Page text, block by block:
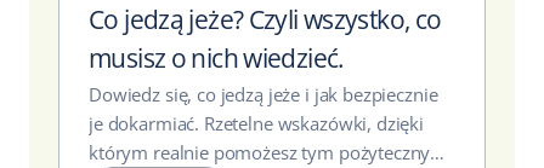
Co jedzą jeże? Czyli wszystko, co
musisz o nich wiedzieć.
Dowiedz się, co jedzą jeże i jak bezpiecznie
je dokarmiać. Rzetelne wskazówki, dzięki
którym realnie pomożesz tym pożytecznym